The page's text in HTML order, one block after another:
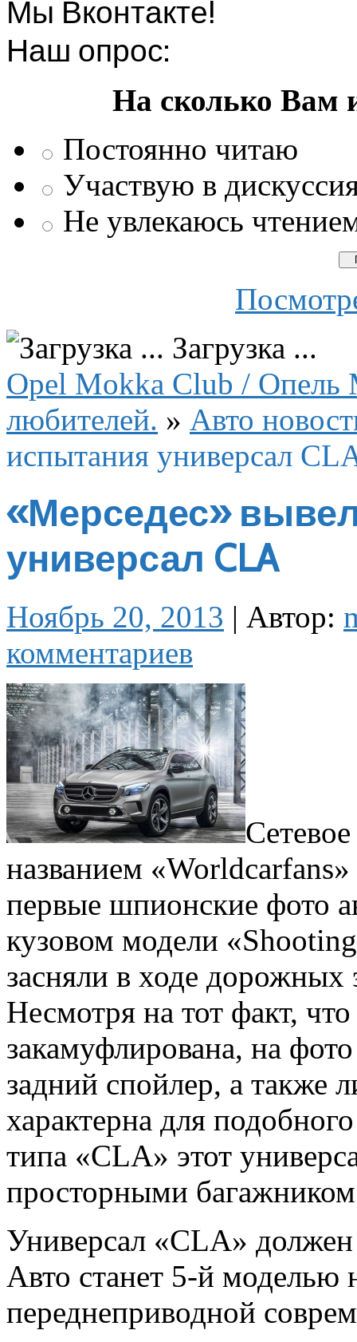
Мы Вконтакте!
Наш опрос:
На сколько Вам
Постоянно читаю
Участвую в
Не увлекаюсь
Загрузка ...
Opel Mokka Club / Опель
любителей. » Авто
испытания универсал
«Мерседес»
универсал CLA
Ноябрь 20, 2013 | Автор:
комментариев
названием
первые шпионские фото
кузовом модели
засняли в ходе
Несмотря на тот факт,
закамуфлирована, на
задний спойлер, а также
характерна для
типа «CLA» этот
просторными
Универсал «CLA»
Авто станет 5-й моделью
переднеприводной